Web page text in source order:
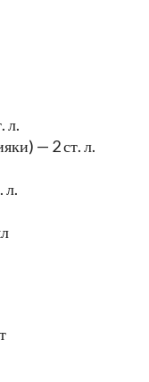
л.
— 2 ст. л.
л.